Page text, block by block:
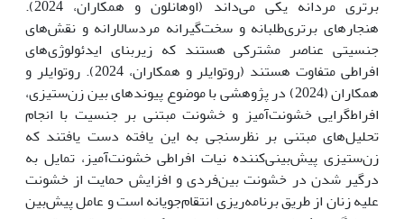
برتری مردانه یکی می‌داند (اوهانلون و همکاران، 2024).
هنجارهای برتری‌طلبانه و سخت‌گیرانه مردسالارانه و نقش‌های
جنسیتی عناصر مشترکی هستند که زیربنای ایدئولوژی‌های
افراطی متفاوت هستند (روتوایلر و همکاران، 2024). روتوایلر و
همکاران (2024) در پژوهشی با موضوع پیوندهای بین زن‌ستیزی،
افراط‌گرایی خشونت‌آمیز و خشونت مبتنی بر جنسیت با انجام
تحلیل‌های مبتنی بر نظرسنجی به این یافته دست یافتند که
زن‌ستیزی پیش‌بینی‌کننده نیات افراطی خشونت‌آمیز، تمایل به
درگیر شدن در خشونت بین‌فردی و افزایش حمایت از خشونت
علیه زنان از طریق برنامه‌ریزی انتقام‌جویانه است و عامل پیش‌بین